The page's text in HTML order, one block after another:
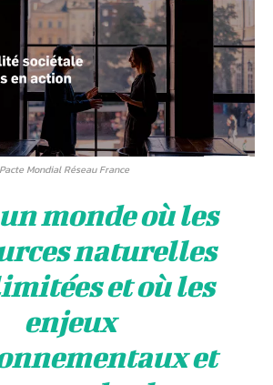
Mondial Réseau France
monde où les
naturelles
et où les
enjeux
et